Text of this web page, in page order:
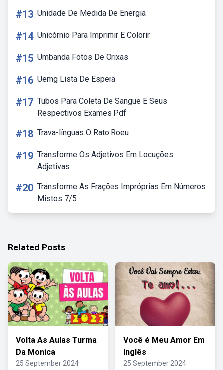
#13 Unidade De Medida De Energia
#14 Unicórnio Para Imprimir E Colorir
#15 Umbanda Fotos De Orixas
#16 Uemg Lista De Espera
#17 Tubos Para Coleta De Sangue E Seus
Respectivos Exames Pdf
#18 Trava-línguas O Rato Roeu
#19 Transforme Os Adjetivos Em Locuções
Adjetivas
#20 Transforme As Frações Impróprias Em Números
Mistos 7/5
Related Posts
Volta As Aulas Turma
Da Monica
25 September 2024
Você é Meu Amor Em
Inglês
25 September 2024